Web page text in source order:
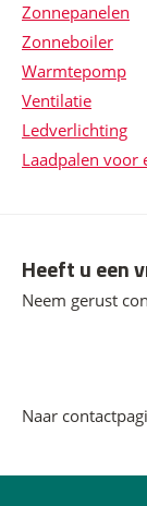
Zonnepanelen
Zonneboiler
Warmtepomp
Ventilatie
Ledverlichting
Laadpalen voor
Heeft u een
Neem gerust
Naar